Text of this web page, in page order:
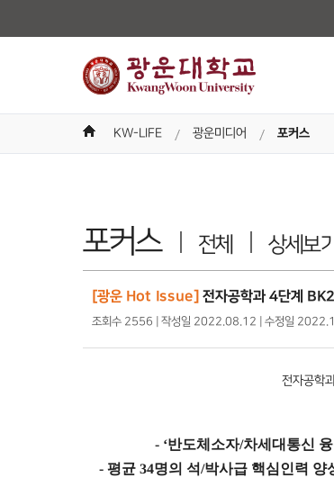
KW-LIFE 광운미디어 포커스
포커스 전체 상세보기
[광운 Hot Issue]전자공학과 4단계
조회수 2556 | 작성일 2022.08.12 | 수정일
전자공학
- ‘반도체소자/차세대통신
-평균34명의 석/박사급 핵심인력 양